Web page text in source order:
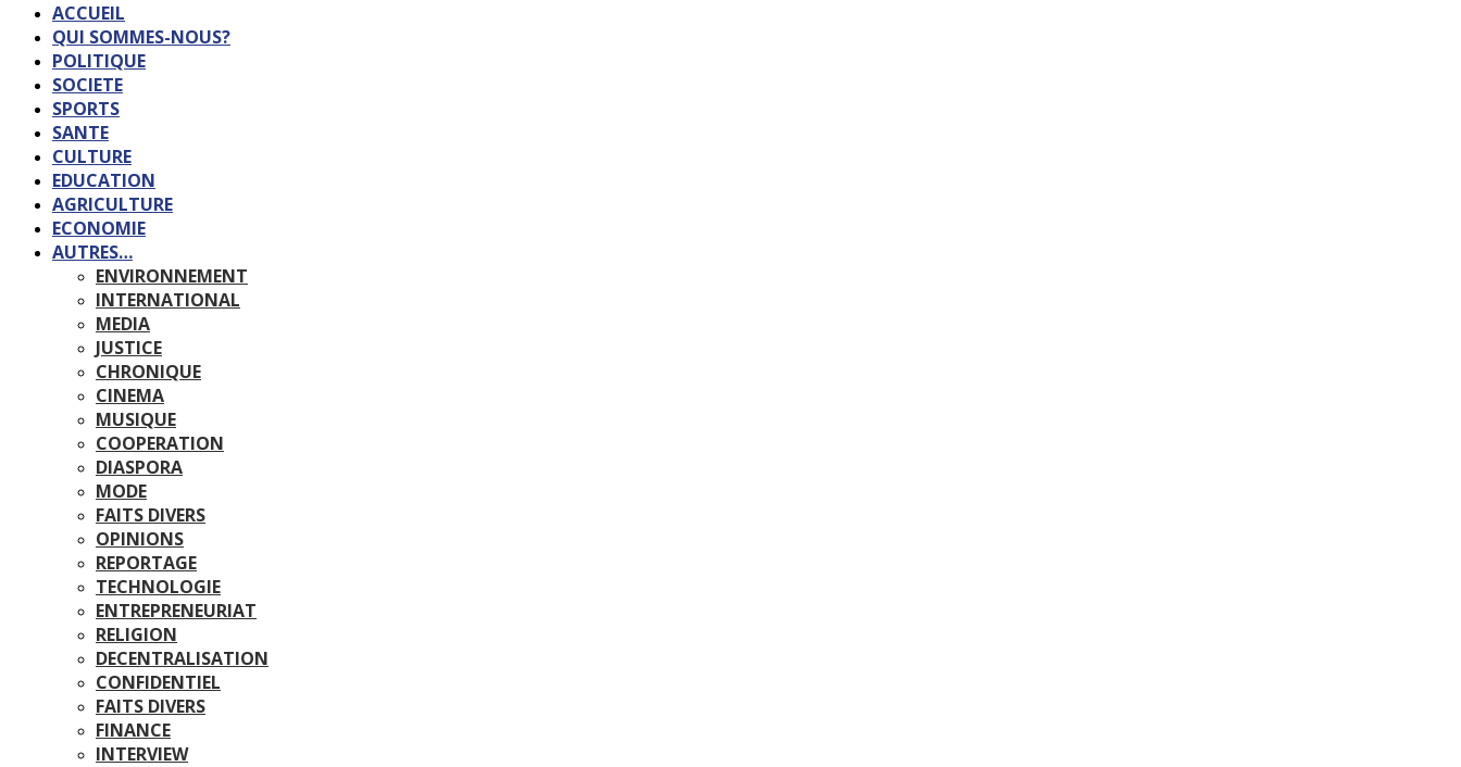
ACCUEIL
QUI SOMMES-NOUS?
POLITIQUE
SOCIETE
SPORTS
SANTE
CULTURE
EDUCATION
AGRICULTURE
ECONOMIE
AUTRES…
ENVIRONNEMENT
INTERNATIONAL
MEDIA
JUSTICE
CHRONIQUE
CINEMA
MUSIQUE
COOPERATION
DIASPORA
MODE
FAITS DIVERS
OPINIONS
REPORTAGE
TECHNOLOGIE
ENTREPRENEURIAT
RELIGION
DECENTRALISATION
CONFIDENTIEL
FAITS DIVERS
FINANCE
INTERVIEW